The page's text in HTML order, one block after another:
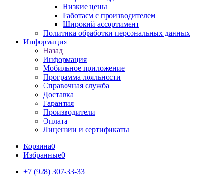
Низкие цены
Работаем с производителем
Широкий ассортимент
Политика обработки персональных данных
Информация
Назад
Информация
Мобильное приложение
Программа лояльности
Справочная служба
Доставка
Гарантия
Производители
Оплата
Лицензии и сертификаты
Корзина0
Избранные0
+7 (928) 307-33-33